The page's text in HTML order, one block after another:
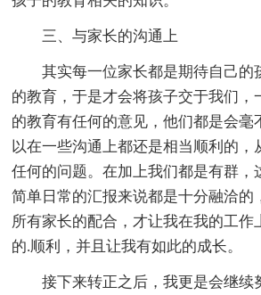
三、与家长的沟通上
其实每一位家长都是期待自己的
的教育，于是才会将孩子交于我们，
的教育有任何的意见，他们都是会毫
以在一些沟通上都还是相当顺利的，
任何的问题。在加上我们都是有群，
简单日常的汇报来说都是十分融洽的
所有家长的配合，才让我在我的工作
的.顺利，并且让我有如此的成长。
接下来转正之后，我更是会继续